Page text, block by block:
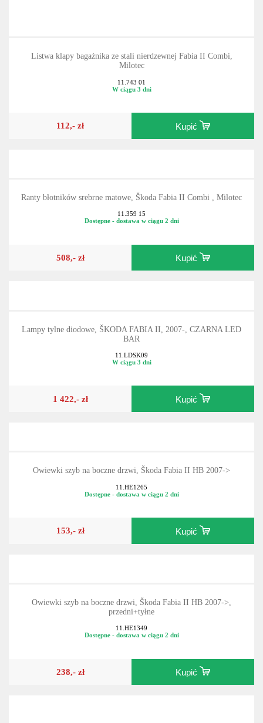
Listwa klapy bagażnika ze stali nierdzewnej Fabia II Combi,
Milotec
11.743 01
W ciągu 3 dni
112,- zł Kupić
Ranty błotników srebrne matowe, Škoda Fabia II Combi , Milotec
11.359 15
Dostępne - dostawa w ciągu 2 dni
508,- zł Kupić
Lampy tylne diodowe, ŠKODA FABIA II, 2007-, CZARNA LED
BAR
11.LDSK09
W ciągu 3 dni
1 422,- zł Kupić
Owiewki szyb na boczne drzwi, Škoda Fabia II HB 2007->
11.HE1265
Dostępne - dostawa w ciągu 2 dni
153,- zł Kupić
Owiewki szyb na boczne drzwi, Škoda Fabia II HB 2007->,
przedni+tyłne
11.HE1349
Dostępne - dostawa w ciągu 2 dni
238,- zł Kupić